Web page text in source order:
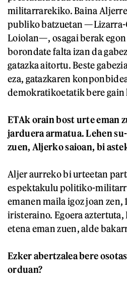
militarrarekiko. Baina
publiko batzuetan —Lizarra-
Loiolan—, osagai berak
borondate falta izan da
gatazka aitortu. Beste
eza, gatazkaren
demokratikoetatik bere gain
ETAk orain bost urte eman
jarduera armatua. Lehen
zuen, Aljerko saioan, bi
Aljer aurreko bi urteetan
espektakulu politiko-
emanen maila igoz joan zen,
iristeraino. Egoera aztertuta,
etena eman zuen, alde
Ezker abertzalea bere
orduan?